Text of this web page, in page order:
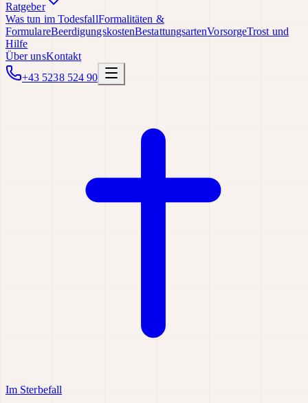
Ratgeber
Was tun im TodesfallFormalitäten &
FormulareBeerdigungskostenBestattungsartenVorsorgeTrost und
Hilfe
Über unsKontakt
+43 5238 524 90
Im Sterbefall